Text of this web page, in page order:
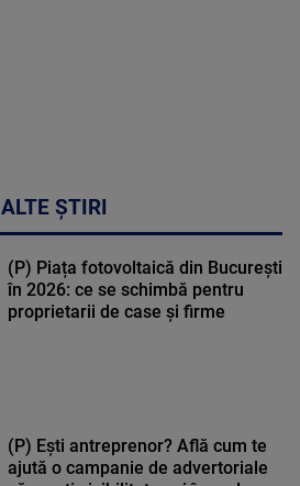
ALTE ȘTIRI
(P) Piața fotovoltaică din București
în 2026: ce se schimbă pentru
proprietarii de case și firme
(P) Ești antreprenor? Află cum te
ajută o campanie de advertoriale